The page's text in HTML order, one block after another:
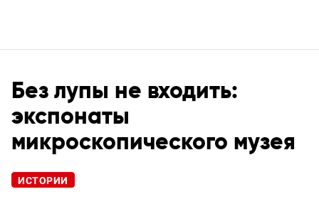
Без лупы не входить:
экспонаты
микроскопического музея
ИСТОРИИ